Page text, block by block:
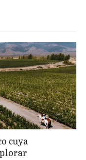
cuya